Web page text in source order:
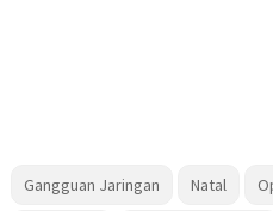
Gangguan Jaringan Natal